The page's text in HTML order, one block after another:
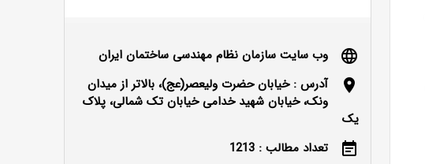
language
وب سایت سازمان نظام مهندسی ساختمان ایران
location_on
آدرس : خیابان حضرت ولیعصر(عج)، بالاتر از میدان
ونک، خیابان شهید خدامی خیابان تک شمالی، پلاک
یک
event_note
تعداد مطالب : 1213